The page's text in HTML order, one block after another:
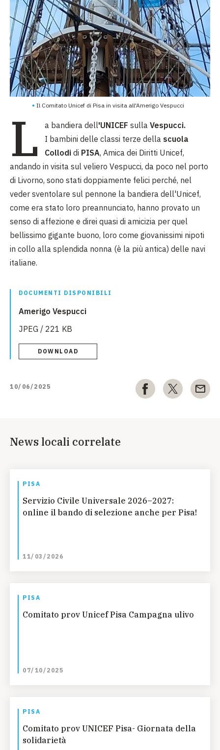
Il Comitato Unicef di Pisa in visita all'Amerigo Vespucci
L a bandiera dell'UNICEF sulla Vespucci.
I bambini delle classi terze della scuola
Collodi di PISA, Amica dei Diritti Unicef,
andando in visita sul veliero Vespucci, da poco nel porto
di Livorno, sono stati doppiamente felici perché, nel
veder sventolare sul pennone la bandiera dell'Unicef,
come era stato loro preannunciato, hanno provato un
senso di affezione e direi quasi di amicizia per quel
bellissimo gigante buono, loro come giovanissimi nipoti
in collo alla splendida nonna (è la più antica) delle navi
italiane.
DOCUMENTI DISPONIBILI
Amerigo Vespucci
JPEG / 221 KB
DOWNLOAD
10/06/2025
News locali correlate
PISA
Servizio Civile Universale 2026–2027:
online il bando di selezione anche per Pisa!
11/03/2026
PISA
Comitato prov Unicef Pisa Campagna ulivo
07/10/2025
PISA
Comitato prov UNICEF Pisa- Giornata della
solidarietà